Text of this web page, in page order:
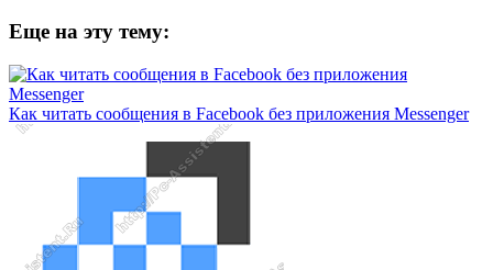
Еще на эту тему:
Как читать сообщения в Facebook без приложения Messenger